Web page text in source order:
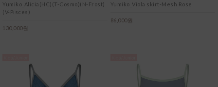
Yumiko_Alicia(HC)(T-Cosmo)(N-Frost)
(V-Pisces)
130,000원
Yumiko_Viola skirt-Mesh Rose
86,000원